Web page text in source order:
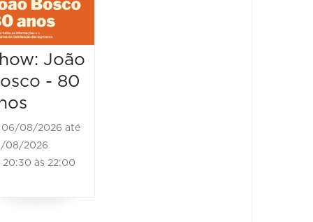
João
- 80
06/08/2026 até
08/2026
às 22:00